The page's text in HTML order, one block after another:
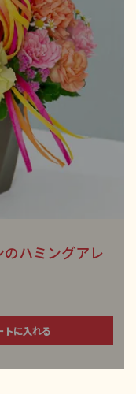
のハミングアレ
トに入れる